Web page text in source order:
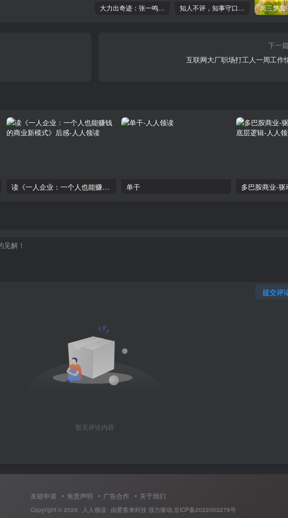
大力出奇迹：张一鸣的创业心路与算法思维 知人不评，知事守口，知理不辩
下一
互联网大厂职场打工人一周工作
读《一人企业：一个人也能赚钱的商业新模式》后感 单干
提交评
暂无评论内容
友链申请 免责声明 广告合作 关于我们
Copyright © 2026 · 人人领读 · 由爱客来科技 强力驱动. 京ICP备2022003279号